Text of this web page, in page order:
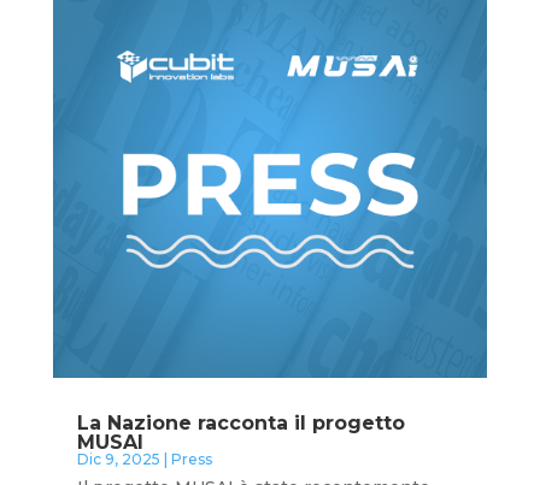
La Nazione racconta il progetto
MUSAI
Dic 9, 2025 | Press